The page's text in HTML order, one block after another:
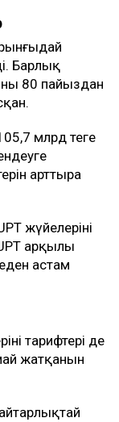
Барлық
80 пайыздан
млрд теңге
арттыра
жүйелерінің
арқылы
астам
тарифтері де
жатқанын